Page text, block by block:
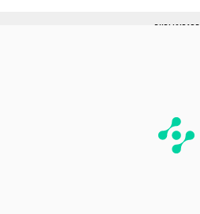
PUBLICIDADE